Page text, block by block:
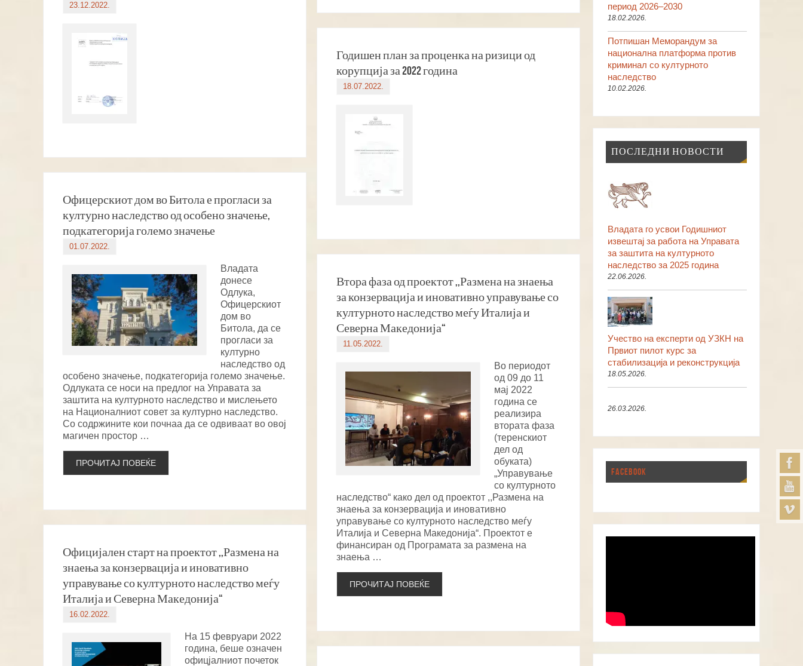
23.12.2022.
Годишен план за проценка на ризици од
корупција за 2022 година
18.07.2022.
Офицерскиот дом во Битола е прогласи за
културно наследство од особено значење,
подкатегорија големо значење
01.07.2022.
Владата
донесе
Одлука,
Офицерскиот
дом во
Битола, да се
прогласи за
културно
наследство од
особено значење, подкатегорија големо значење.
Oдлуката се носи на предлог на Управата за
заштита на културното наследство и мислењето
на Националниот совет за културно наследство.
Со содржините кои почнаа да се одвиваат во овој
магичен простор …
ПРОЧИТАЈ ПОВЕЌЕ
Втора фаза од проектот ,,Размена на знаења
за конзервација и иновативно управување со
културното наследство меѓу Италија и
Северна Македонија“
11.05.2022.
Во периодот
од 09 до 11
мај 2022
година се
реализира
втората фаза
(теренскиот
дел од
обуката)
„Управување
со културното
наследство“ како дел од проектот ,,Размена на
знаења за конзервација и иновативно
управување со културното наследство меѓу
Италија и Северна Македонија“. Проектот е
финансиран од Програмата за размена на
знаења …
ПРОЧИТАЈ ПОВЕЌЕ
Официјален старт на проектот ,,Размена на
знаења за конзервација и иновативно
управување со културното наследство меѓу
Италија и Северна Македонија“
16.02.2022.
На 15 февруари 2022
година, беше означен
офицјалниот почеток
период 2026–2030
18.02.2026.
Потпишан Меморандум за
национална платформа против
криминал со културното
наследство
10.02.2026.
ПОСЛЕДНИ НОВОСТИ
Владата го усвои Годишниот
извештај за работа на Управата
за заштита на културното
наследство за 2025 година
22.06.2026.
Учество на експерти од УЗКН на
Првиот пилот курс за
стабилизација и реконструкција
18.05.2026.
26.03.2026.
FACEBOOK